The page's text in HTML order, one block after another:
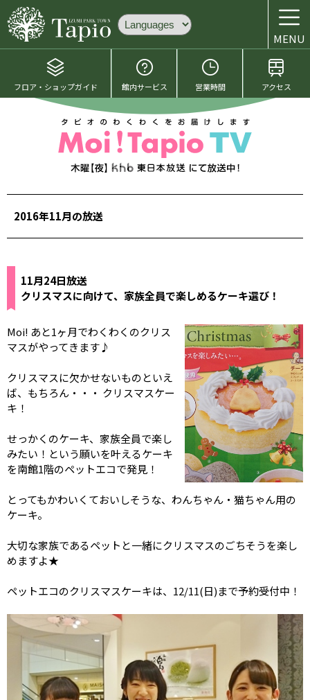
MENU
フロア・ショップガイド 館内サービス 営業時間 アクセス
2016年11月の放送
11月24日放送
クリスマスに向けて、家族全員で楽しめるケーキ選び！
Moi! あと1ヶ月でわくわくのクリス
マスがやってきます♪
クリスマスに欠かせないものといえ
ば、もちろん・・・ クリスマスケー
キ！
せっかくのケーキ、家族全員で楽し
みたい！という願いを叶えるケーキ
を南館1階のペットエコで発見！
とってもかわいくておいしそうな、わんちゃん・猫ちゃん用の
ケーキ。
大切な家族であるペットと一緒にクリスマスのごちそうを楽し
めますよ★
ペットエコのクリスマスケーキは、12/11(日)まで予約受付中！